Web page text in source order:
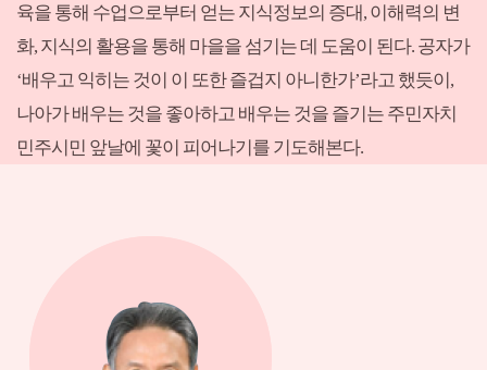
육을 통해 수업으로부터 얻는 지식정보의 증대, 이해력의 변
화, 지식의 활용을 통해 마을을 섬기는 데 도움이 된다. 공자가
‘배우고 익히는 것이 이 또한 즐겁지 아니한가’라고 했듯이,
나아가 배우는 것을 좋아하고 배우는 것을 즐기는 주민자치
민주시민 앞날에 꽃이 피어나기를 기도해본다.